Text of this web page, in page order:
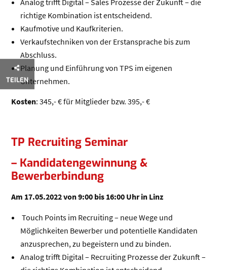
richtige Kombination ist entscheidend.
Kaufmotive und Kaufkriterien.
Verkaufstechniken von der Erstansprache bis zum
Abschluss.
Planung und Einführung von TPS im eigenen
Unternehmen.
Kosten: 345,- € für Mitglieder bzw. 395,- €
TP Recruiting Seminar
– Kandidatengewinnung &
Bewerberbindung
Am 17.05.2022 von 9:00 bis 16:00 Uhr in Linz
Touch Points im Recruiting – neue Wege und
Möglichkeiten Bewerber und potentielle Kandidaten
anzusprechen, zu begeistern und zu binden.
Analog trifft Digital – Recruiting Prozesse der Zukunft –
TEILEN